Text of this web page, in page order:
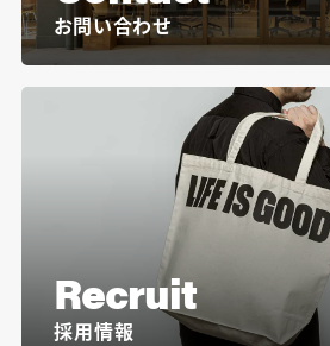
お問い合わせ
Recruit
採用情報